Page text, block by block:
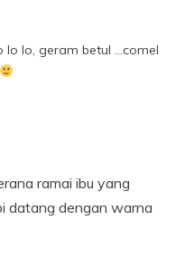
lo lo, geram betul …comel
ramai ibu yang
datang dengan warna